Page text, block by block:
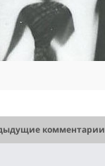
комментарии